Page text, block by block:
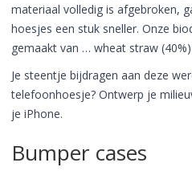
materiaal volledig is afgebroken,
hoesjes een stuk sneller. Onze
gemaakt van … wheat straw (40%)
Je steentje bijdragen aan deze
telefoonhoesje? Ontwerp je
je iPhone.
Bumper cases